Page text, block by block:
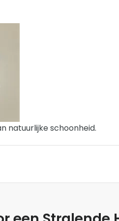
natuurlijke schoonheid.